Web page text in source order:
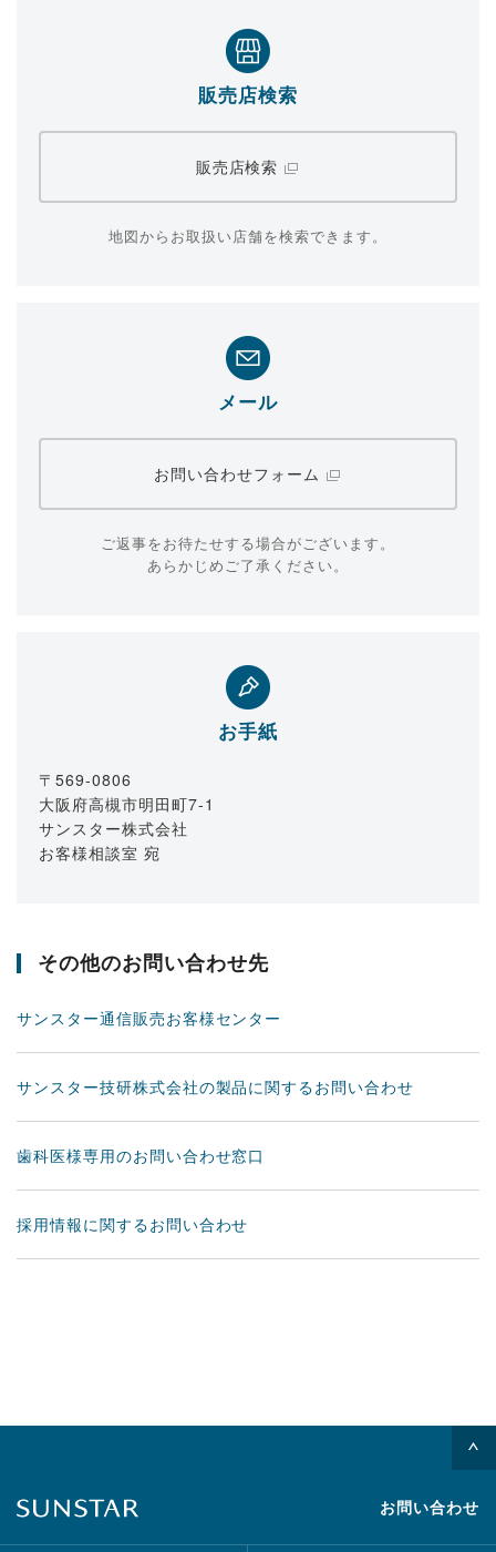
販売店検索
販売店検索
地図からお取扱い店舗を検索できます。
メール
お問い合わせフォーム
ご返事をお待たせする場合がございます。
あらかじめご了承ください。
お手紙
〒569-0806
大阪府高槻市明田町7-1
サンスター株式会社
お客様相談室 宛
その他のお問い合わせ先
サンスター通信販売お客様センター
サンスター技研株式会社の製品に関するお問い合わせ
歯科医様専用のお問い合わせ窓口
採用情報に関するお問い合わせ
お問い合わせ